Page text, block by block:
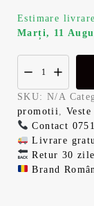
a
o
s
t
:
s
e
:
7
7
Estimare
Marți, 11
SKU: N/A
promotii,Veste
Contact
Livrare
Retur 30 zile
Brand